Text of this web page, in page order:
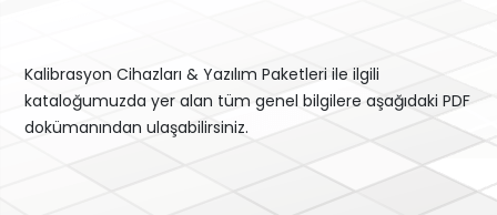
Kalibrasyon Cihazları & Yazılım Paketleri ile ilgili
kataloğumuzda yer alan tüm genel bilgilere aşağıdaki PDF
dokümanından ulaşabilirsiniz.